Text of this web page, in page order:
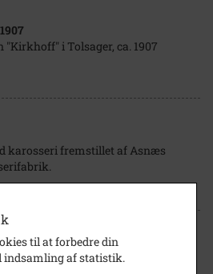
"Kirkhoff" i Tolsager, ca. 1907
karosseri fremstillet af Asnæs
til at forbedre din
indsamling af statistik.